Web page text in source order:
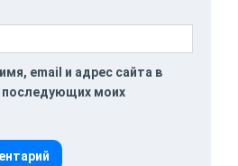
email и адрес сайта в
последующих моих